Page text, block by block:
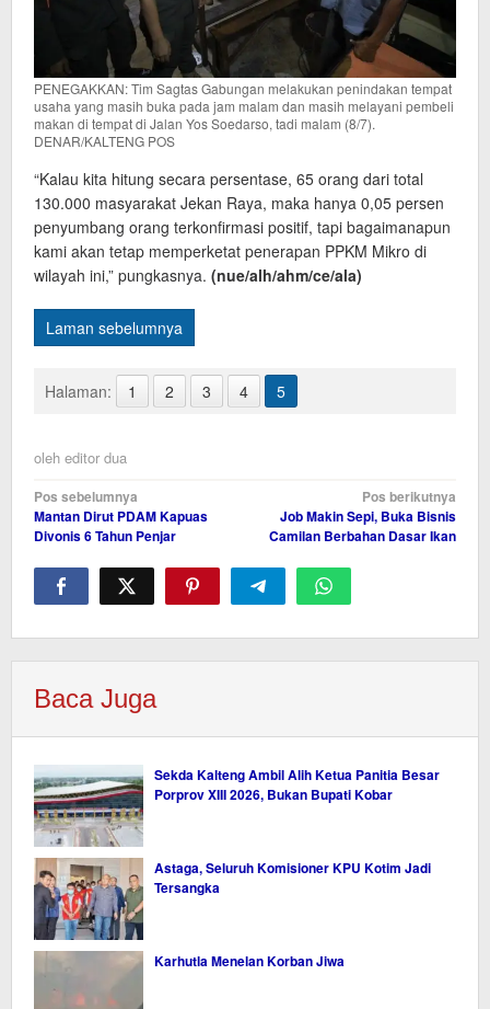
PENEGAKKAN: Tim Sagtas Gabungan melakukan penindakan tempat
usaha yang masih buka pada jam malam dan masih melayani pembeli
makan di tempat di Jalan Yos Soedarso, tadi malam (8/7).
DENAR/KALTENG POS
“Kalau kita hitung secara persentase, 65 orang dari total
130.000 masyarakat Jekan Raya, maka hanya 0,05 persen
penyumbang orang terkonfirmasi positif, tapi bagaimanapun
kami akan tetap memperketat penerapan PPKM Mikro di
wilayah ini,” pungkasnya. (nue/alh/ahm/ce/ala)
Laman sebelumnya
Halaman: 1 2 3 4 5
oleh editor dua
Navigasi
pos
Pos sebelumnya
Mantan Dirut PDAM Kapuas
Divonis 6 Tahun Penjar
Pos berikutnya
Job Makin Sepi, Buka Bisnis
Camilan Berbahan Dasar Ikan
Baca Juga
Sekda Kalteng Ambil Alih Ketua Panitia Besar
Porprov XIII 2026, Bukan Bupati Kobar
Astaga, Seluruh Komisioner KPU Kotim Jadi
Tersangka
Karhutla Menelan Korban Jiwa